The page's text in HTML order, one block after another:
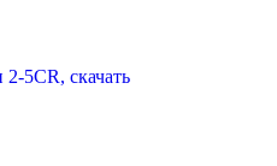
5CR, скачать